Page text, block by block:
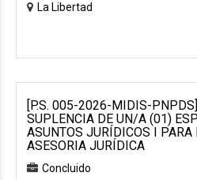
La Libertad
[P.S. 005-2026-MIDIS-
SUPLENCIA DE UN/A (01)
ASUNTOS JURÍDICOS I
ASESORIA JURÍDICA
Concluido